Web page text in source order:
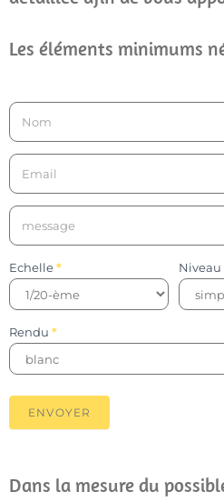
Les éléments minimums
Devis
maquette
Echelle*
Rendu *
ENVOYER
Dans la mesure du